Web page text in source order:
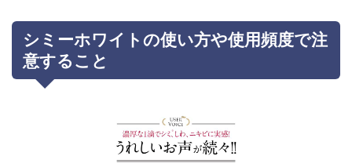
シミーホワイトの使い方や使用頻度で注
意すること